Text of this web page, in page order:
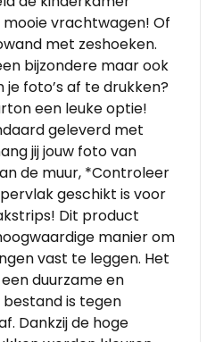
vrachtwagen! Of
met zeshoeken.
bijzondere maar ook
foto’s af te drukken?
een leuke optie!
geleverd met
jij jouw foto van
de muur, *Controleer
geschikt is voor
Dit product
manier om
vast te leggen. Het
duurzame en
is tegen
Dankzij de hoge